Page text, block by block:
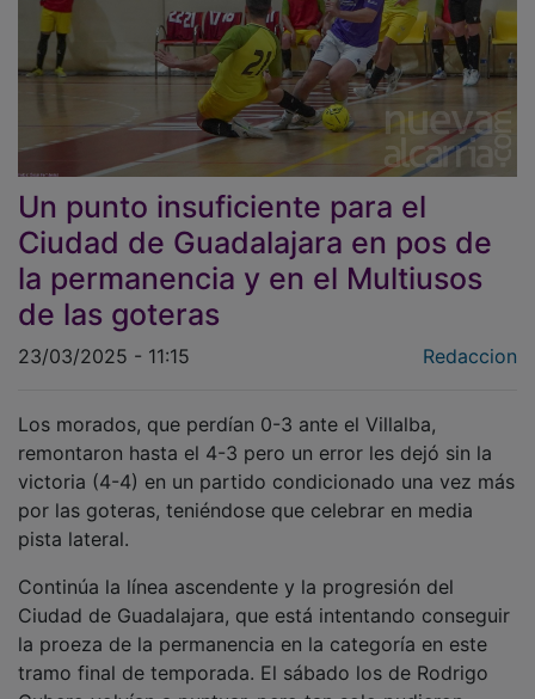
Un punto insuficiente para el
Ciudad de Guadalajara en pos de
la permanencia y en el Multiusos
de las goteras
23/03/2025 - 11:15
remontaron hasta el 4-3 pero un error les dejó sin la
victoria (4-4) en un partido condicionado una vez más
por las goteras, teniéndose que celebrar en media
pista lateral.
Ciudad de Guadalajara, que está intentando conseguir
la proeza de la permanencia en la categoría en este
tramo final de temporada. El sábado los de Rodrigo
Cubero volvían a puntuar, pero tan solo pudieron